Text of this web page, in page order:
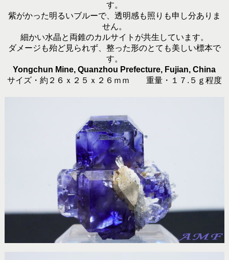
す。
紫がかった明るいブルーで、透明感も照りも申し分ありま
せん。
細かい水晶と両錐のカルサイトが共生しています。
ダメージも殆ど見られず、整った形のとても美しい標本で
す。
Yongchun Mine, Quanzhou Prefecture, Fujian, China
サイズ・約２６ｘ２５ｘ２６ｍｍ 重量・１７.５ｇ程度